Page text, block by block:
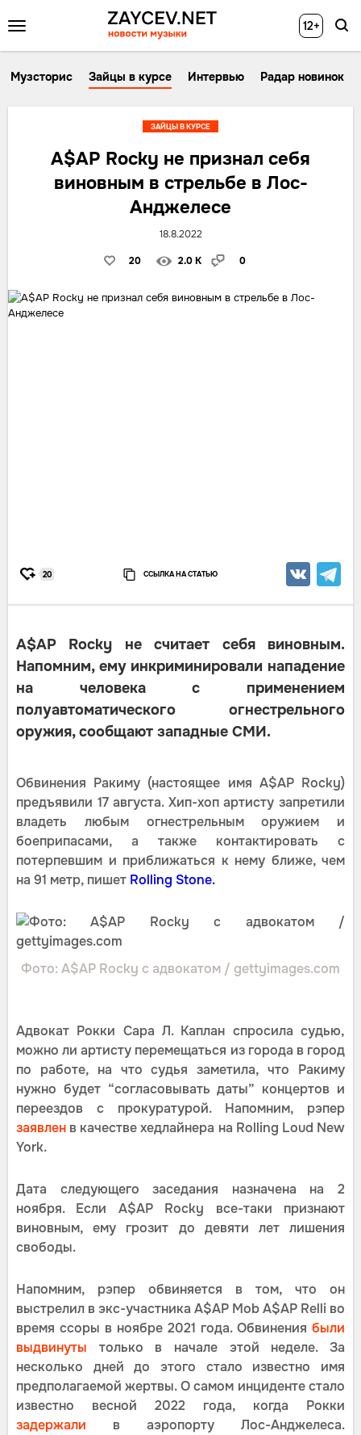
12+
Музсторис Зайцы в курсе Интервью Радар новинок
A$AP Rocky не признал себя
виновным в стрельбе в Лос-
Анджелесе
18.8.2022
20 2.0 K 0
ЗАЙЦЫ В КУРСЕ
20 ССЫЛКА НА СТАТЬЮ
A$AP Rocky не считает себя виновным.
Напомним, ему инкриминировали нападение
на человека с применением
полуавтоматического огнестрельного
оружия, сообщают западные СМИ.
Обвинения Ракиму (настоящее имя A$AP Rocky)
предъявили 17 августа. Хип-хоп артисту запретили
владеть любым огнестрельным оружием и
боеприпасами, а также контактировать с
потерпевшим и приближаться к нему ближе, чем
на 91 метр, пишет Rolling Stone.
Фото: A$AP Rocky с адвокатом / gettyimages.com
Адвокат Рокки Сара Л. Каплан спросила судью,
можно ли артисту перемещаться из города в город
по работе, на что судья заметила, что Ракиму
нужно будет “согласовывать даты” концертов и
переездов с прокуратурой. Напомним, рэпер
заявлен в качестве хедлайнера на Rolling Loud New
York.
Дата следующего заседания назначена на 2
ноября. Если A$AP Rocky все-таки признают
виновным, ему грозит до девяти лет лишения
свободы.
Напомним, рэпер обвиняется в том, что он
выстрелил в экс-участника A$AP Mob A$AP Relli во
время ссоры в ноябре 2021 года. Обвинения были
выдвинуты только в начале этой неделе. За
несколько дней до этого стало известно имя
предполагаемой жертвы. О самом инциденте стало
известно весной 2022 года, когда Рокки
задержали в аэропорту Лос-Анджелеса.